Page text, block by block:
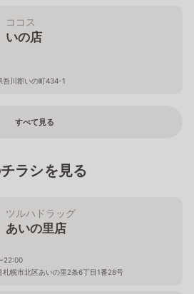
ココス
いの店
吾川郡いの町434-1
すべて見る
ラシを見る
ツルハドラッグ
あいの里店
22:00
札幌市北区あいの里2条6丁目1番28号